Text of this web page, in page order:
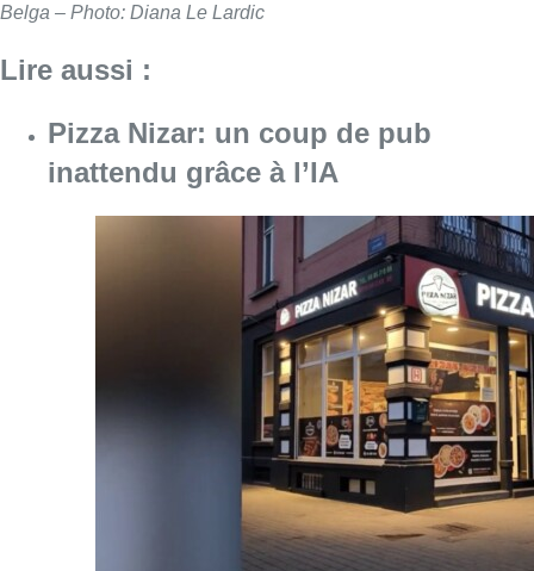
Belga – Photo: Diana Le Lardic
Lire aussi :
Pizza Nizar: un coup de pub
inattendu grâce à l’IA